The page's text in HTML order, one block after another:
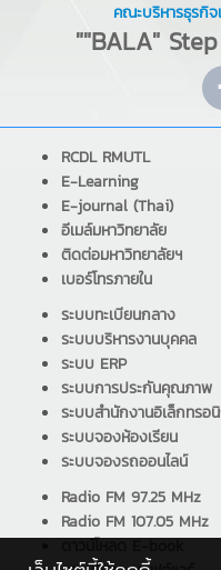
คณะบริหารธุรกิ
""BALA"
RCDL RMUTL
E-Learning
E-journal (Thai)
อีเมล์มหาวิทยาลัย
ติดต่อมหาวิทยาลัยฯ
เบอร์โทรภายใน
ระบบทะเบียนกลาง
ระบบบริหารงานบุคคล
ระบบ ERP
ระบบการประกันคุณภาพ
ระบบสำนักงานอิเล็กทรอ
ระบบจองห้องเรียน
ระบบจองรถออนไลน์
Radio FM 97.25 MHz
Radio FM 107.05 MHz